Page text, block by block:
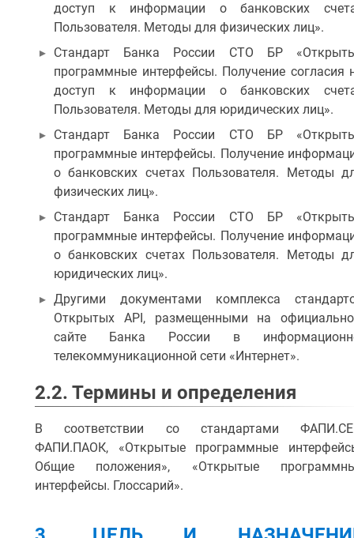
доступ к информации о банковских
Пользователя. Методы для физических лиц».
Стандарт Банка России СТО БР
программные интерфейсы. Получение согласия
доступ к информации о банковских
Пользователя. Методы для юридических лиц».
Стандарт Банка России СТО БР
программные интерфейсы. Получение
о банковских счетах Пользователя. Методы
физических лиц».
Стандарт Банка России СТО БР
программные интерфейсы. Получение
о банковских счетах Пользователя. Методы
юридических лиц».
Другими документами комплекса
Открытых API, размещенными на
сайте Банка России в
телекоммуникационной сети «Интернет».
2.2. Термины и определения
В соответствии со стандартами
ФАПИ.ПАОК, «Открытые программные
Общие положения», «Открытые
интерфейсы. Глоссарий».